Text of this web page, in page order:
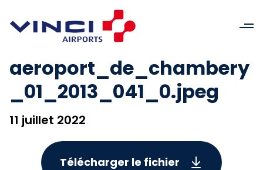
aeroport_de_chambery
_01_2013_041_0.jpeg
11 juillet 2022
Télécharger le fichier